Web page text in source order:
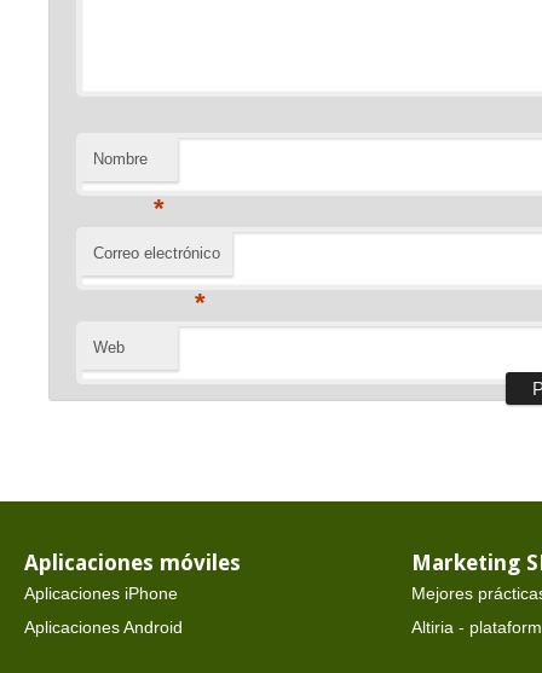
Nombre
*
Correo electrónico
*
Web
Aplicaciones móviles
Aplicaciones iPhone
Aplicaciones Android
Marketing
Mejores
Altiria -